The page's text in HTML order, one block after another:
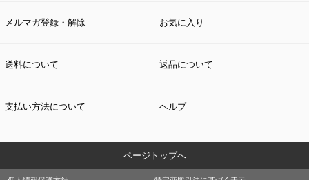
メルマガ登録・解除 お気に入り
送料について 返品について
支払い方法について ヘルプ
ページトップへ